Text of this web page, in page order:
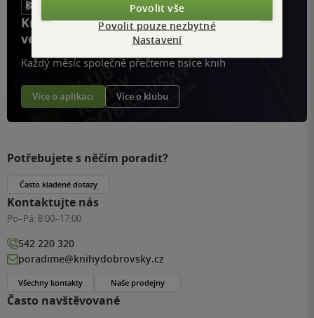
Knihy, recenze a klubové výhody
ve vaší kapse a naší appce KDčko
Každý měsíc společně přečteme tisíce knih
Více o aplikaci Více o klubu
Často navštěvované
Potřebujete s něčím poradit?
Často kladené dotazy
Kontaktujte nás
Po–Pá: 8:00–17:00
542 220 320
poradime@knihydobrovsky.cz
Všechny kontakty Naše prodejny
Povolit vše
Povolit pouze nezbytné
Nastavení